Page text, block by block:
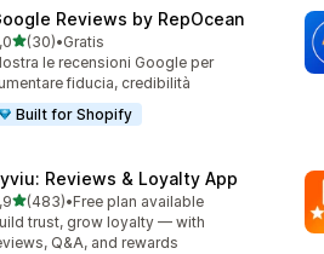
Reviews by RepOcean
stelle su 5
(30)
recensioni totali
•Gratis
le recensioni Google per
fiducia, credibilità
Built for Shopify
Reviews & Loyalty App
stelle su 5
(483)
recensioni totali
•Free plan available
trust, grow loyalty — with
Q&A, and rewards